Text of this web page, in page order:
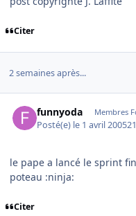
Citer
2 semaines après...
funnyoda Membres
Posté(e) le 1 avril 2005
le pape a lancé le sprint
poteau :ninja:
Citer